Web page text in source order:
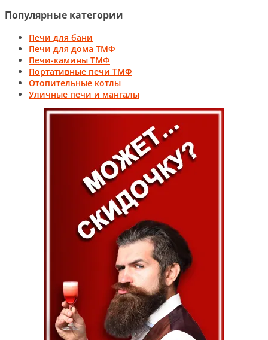
Популярные категории
Печи для бани
Печи для дома ТМФ
Печи-камины ТМФ
Портативные печи ТМФ
Отопительные котлы
Уличные печи и мангалы